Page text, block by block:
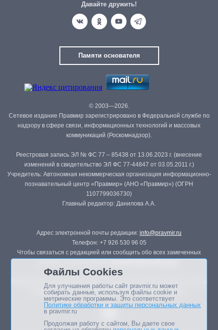
Давайте дружить!
Памяти основателя
© 2003—2026.
Сетевое издание Правмир зарегистрировано в Федеральной службе по
надзору в сфере связи, информационных технологий и массовых
коммуникаций (Роскомнадзор).
Реестровая запись ЭЛ № ФС 77 – 85438 от 13.06.2023 г. (внесение
изменений в свидетельство ЭЛ ФС 77-44847 от 03.05.2011 г.)
Учредитель: Автономная некоммерческая организация информационно-
познавательный центр «Правмир» (АНО «Правмир») (ОГРН
1107799036730)
Главный редактор: Данилова А.А.
Адрес электронной почты редакции: info@pravmir.ru
Телефон: +7 926 530 96 05
Чтобы связаться с редакцией или сообщить обо всех замеченных
Републикация материалов сайта в печатных изданиях (книгах, прессе)
возможна только с письменного разрешения редакции.
Файлы Cookies
Для улучшения работы сайт pravmir.ru может
собирать данные, используя файлы cookie и
метрические программы. Это соответствует
Политике обработки и защиты персональных данных
в pravmir.ru
Продолжая работу с сайтом, Вы даете свое